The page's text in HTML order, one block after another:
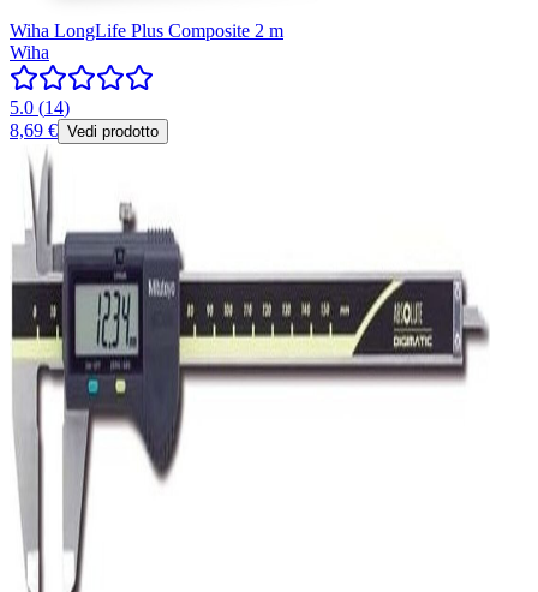
Wiha LongLife Plus Composite 2 m
Wiha
5.0 (14)
8,69 € Vedi prodotto